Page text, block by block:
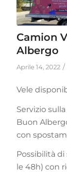
Camion
Albergo
Aprile 14, 2022 /
Vele
Servizio
Buon
con
Possibilità
le 48h) con